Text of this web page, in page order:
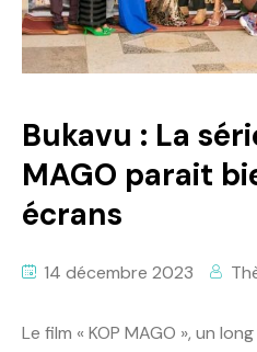
Bukavu : La
MAGO parait
écrans
14 décembre 2023
Le film « KOP MAGO », un